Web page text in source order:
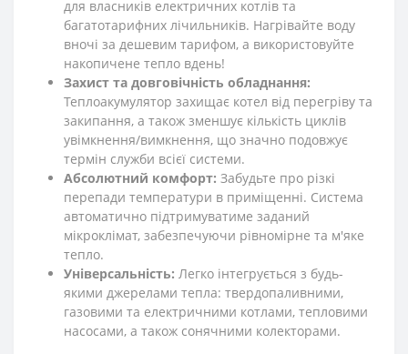
для власників електричних котлів та
багатотарифних лічильників. Нагрівайте воду
вночі за дешевим тарифом, а використовуйте
накопичене тепло вдень!
Захист та довговічність обладнання:
Теплоакумулятор захищає котел від перегріву та
закипання, а також зменшує кількість циклів
увімкнення/вимкнення, що значно подовжує
термін служби всієї системи.
Абсолютний комфорт: Забудьте про різкі
перепади температури в приміщенні. Система
автоматично підтримуватиме заданий
мікроклімат, забезпечуючи рівномірне та м'яке
тепло.
Універсальність: Легко інтегрується з будь-
якими джерелами тепла: твердопаливними,
газовими та електричними котлами, тепловими
насосами, а також сонячними колекторами.